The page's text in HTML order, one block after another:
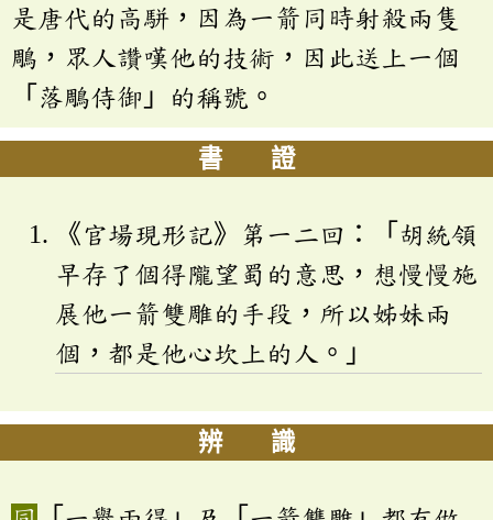
是唐代的高駢，因為一箭同時射殺兩隻
鵰，眾人讚嘆他的技術，因此送上一個
「落鵰侍御」的稱號。
書 證
《官場現形記》第一二回：「胡統領
早存了個得隴望蜀的意思，想慢慢施
展他一箭雙雕的手段，所以姊妹兩
個，都是他心坎上的人。」
辨 識